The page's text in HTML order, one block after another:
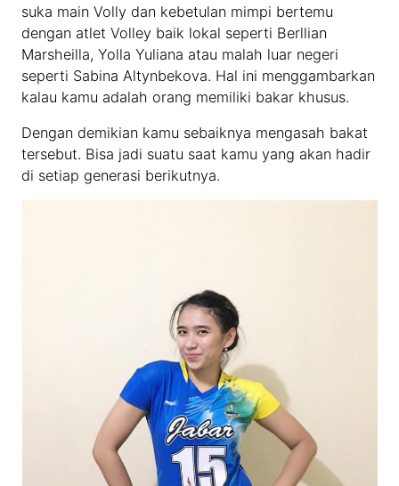
suka main Volly dan kebetulan mimpi bertemu
dengan atlet Volley baik lokal seperti Berllian
Marsheilla, Yolla Yuliana atau malah luar negeri
seperti Sabina Altynbekova. Hal ini menggambarkan
kalau kamu adalah orang memiliki bakar khusus.
Dengan demikian kamu sebaiknya mengasah bakat
tersebut. Bisa jadi suatu saat kamu yang akan hadir
di setiap generasi berikutnya.